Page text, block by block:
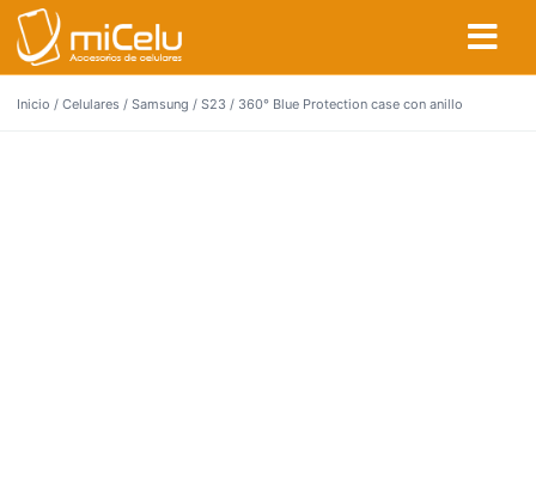
Inicio / Celulares / Samsung / S23 / 360° Blue Protection case con anillo